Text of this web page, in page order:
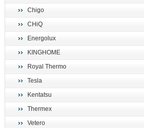
Chigo
CHiQ
Energolux
KINGHOME
Royal Thermo
Tesla
Kentatsu
Thermex
Vetero